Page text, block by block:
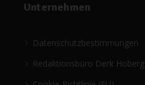
Unternehmen
Datenschutzbestimmungen
Redaktionsbüro Derk Hoberg